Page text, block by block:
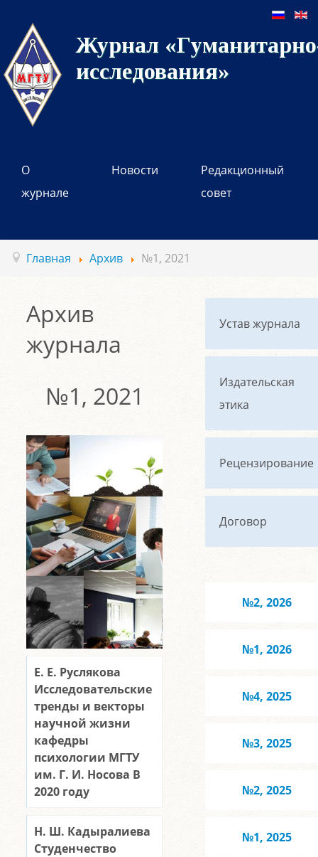
Журнал
исследования»
О
журнале
Новости
Редакционный
совет
Главная Архив №1, 2021
Архив
журнала
№1, 2021
Е. Е. Руслякова
Исследовательские
тренды и векторы
научной жизни
кафедры
психологии МГТУ
им. Г. И. Носова В
2020 году
Н. Ш. Кадыралиева
Студенчество
Устав журнала
Издательская
этика
Рецензирование
Договор
№2, 2026
№1, 2026
№4, 2025
№3, 2025
№2, 2025
№1, 2025